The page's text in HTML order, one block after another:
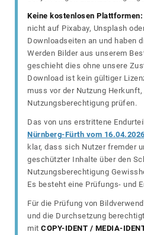
Keine kostenlosen Plattformen:
nicht auf Pixabay, Unsplash
Downloadseiten an und haben
Werden Bilder aus unserem
geschieht dies ohne unsere
Download ist kein gültiger
muss vor der Nutzung
Nutzungsberechtigung prüfen.
Das von uns erstrittene
Nürnberg-Fürth vom
klar, dass sich Nutzer fremder
geschützter Inhalte über den
Nutzungsberechtigung
Es besteht eine Prüfungs- und
Für die Prüfung von
und die Durchsetzung
mit COPY-IDENT / MEDIA-